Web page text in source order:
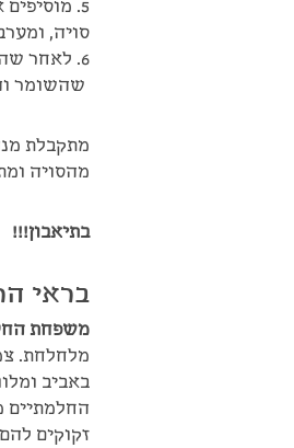
סויה,
6. לאחר
שהשומר
מתקבלת
מהסויה
בתיאבון!!!
בראי
משפחת
מלחלחת.
באביב
החלמתיים
זקוקים